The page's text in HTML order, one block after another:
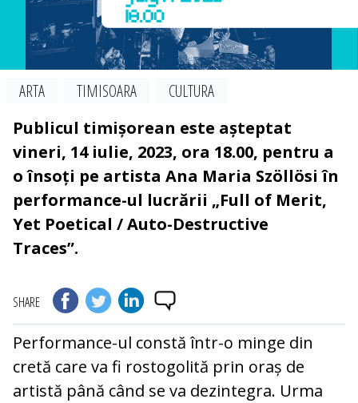
ARTA TIMISOARA
CULTURA
Publicul timișorean este așteptat
vineri, 14 iulie, 2023, ora 18.00, pentru a
o însoți pe artista Ana Maria Szöllösi în
performance-ul lucrării „Full of Merit,
Yet Poetical / Auto-Destructive
Traces”.
SHARE
Performance-ul constă într-o minge din
cretă care va fi rostogolită prin oraș de
artistă până când se va dezintegra. Urma